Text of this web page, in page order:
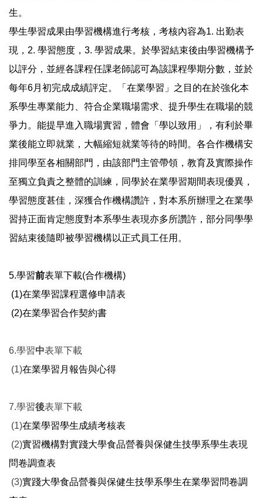
生。
學生學習成果由學習機構進行考核，考核內容為1. 出勤表
現，2. 學習態度，3. 學習成果。於學習結束後由學習機構予
以評分，並經各課程任課老師認可為該課程學期分數，並於
每年6月初完成成績評定。「在業學習」之目的在於強化本
系學生專業能力、符合企業職場需求、提升學生在職場的競
爭力。能提早進入職場實習，體會「學以致用」，有利於畢
業後能立即就業，大幅縮短就業等待的時間。各合作機構安
排同學至各相關部門，由該部門主管帶領，教育及實際操作
至獨立負責之整體的訓練，同學於在業學習期間表現優異，
學習態度甚佳，深獲合作機構讚許，對本系所辦理之在業學
習持正面肯定態度對本系學生表現亦多所讚許，部分同學學
習結束後隨即被學習機構以正式員工任用。
5.學習前表單下載(合作機構)
(1)在業學習課程選修申請表
(2)在業學習合作契約書
6.學習中表單下載
(1)在業學習月報告與心得
7.學習後表單下載
(1)在業學習學生成績考核表
(2)實習機構對實踐大學食品營養與保健生技學系學生表現
問卷調查表
(3)實踐大學食品營養與保健生技學系學生在業學習問卷調